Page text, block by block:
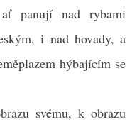
panují nad rybami
i nad hovady, a
hýbajícím se
svému, k obrazu